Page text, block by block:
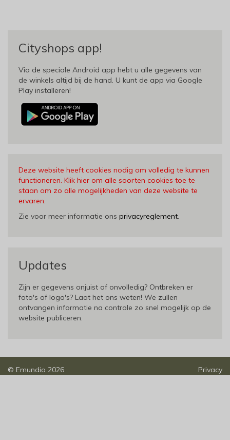
Cityshops app!
Via de speciale Android app hebt u alle gegevens van
de winkels altijd bij de hand. U kunt de app via Google
Play installeren!
Deze website heeft cookies nodig om volledig te kunnen
functioneren. Klik hier om alle soorten cookies toe te
staan om zo alle mogelijkheden van deze website te
ervaren
Zie voor meer informatie ons privacyreglement
Updates
Zijn er gegevens onjuist of onvolledig? Ontbreken er
foto's of logo's? Laat het ons weten! We zullen
ontvangen informatie na controle zo snel mogelijk op de
website publiceren.
© Emundio 2026 Privacy